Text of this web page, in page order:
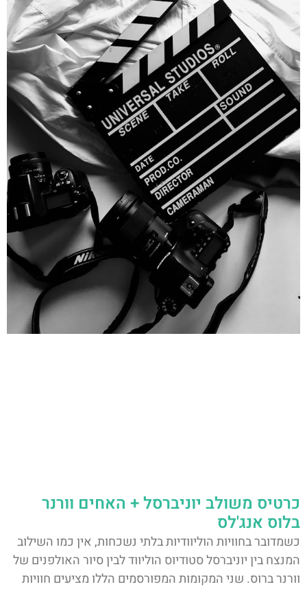
כרטיס משולב יוניברסל + האחים וורנר
בלוס אנג'לס
כשמדובר בחוויות הוליוודיות בלתי נשכחות, אין כמו השילוב
המנצח בין יוניברסל סטודיוס הוליווד לבין סיור האולפנים של
וורנר ברוס. שני המקומות המפורסמים הללו מציעים חוויות